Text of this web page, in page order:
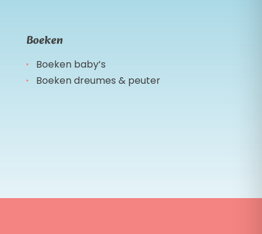
Boeken
Boeken baby’s
Boeken dreumes & peuter